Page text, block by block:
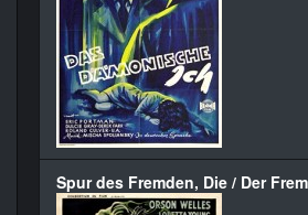
Spur des Fremden, Die / Der